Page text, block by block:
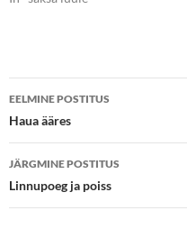
w
(
p
n
i
n
n
e
w
w
a
k
O
s
i
n
n
e
w
Postituste
töölaud
EELMINE POSTITUS
Haua ääres
JÄRGMINE POSTITUS
Linnupoeg ja poiss